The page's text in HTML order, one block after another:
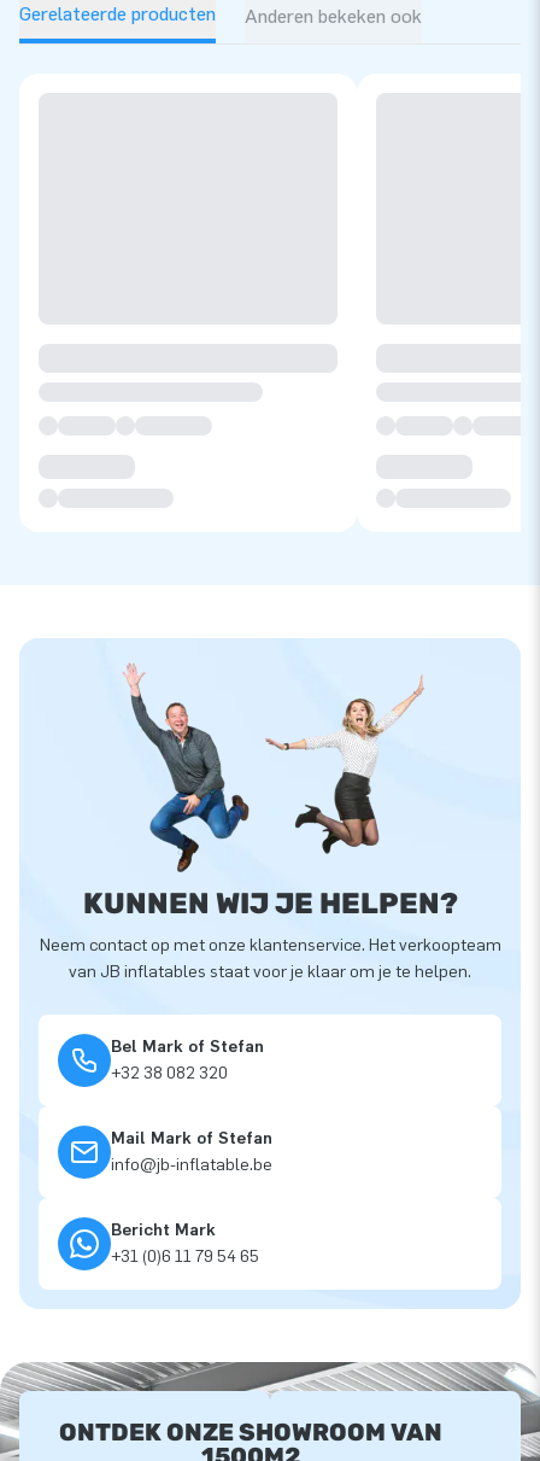
Gerelateerde producten Anderen bekeken ook
KUNNEN WIJ JE HELPEN?
Neem contact op met onze klantenservice. Het verkoopteam
van JB inflatables staat voor je klaar om je te helpen.
Bel Mark of Stefan
+32 38 082 320
Mail Mark of Stefan
info@jb-inflatable.be
Bericht Mark
+31 (0)6 11 79 54 65
ONTDEK ONZE SHOWROOM VAN